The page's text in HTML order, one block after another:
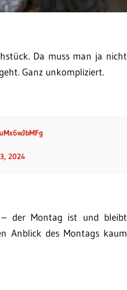
Da muss man ja nicht
Ganz unkompliziert.
2024
der Montag ist und bleibt
Anblick des Montags kaum